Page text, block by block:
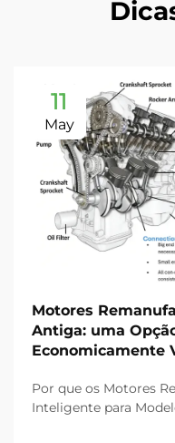
11
May
Motores
Antiga: uma
Economicamente
Por que os Motores
Inteligente para